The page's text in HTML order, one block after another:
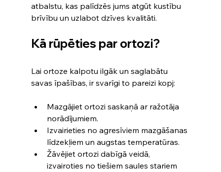
atbalstu, kas palīdzēs jums atgūt kustību
brīvību un uzlabot dzīves kvalitāti.
Kā rūpēties par ortozi?
Lai ortoze kalpotu ilgāk un saglabātu
savas īpašības, ir svarīgi to pareizi kopj:
Mazgājiet ortozi saskaņā ar ražotāja
norādījumiem.
Izvairieties no agresīviem mazgāšanas
līdzekļiem un augstas temperatūras.
Žāvējiet ortozi dabīgā veidā,
izvairoties no tiešiem saules stariem